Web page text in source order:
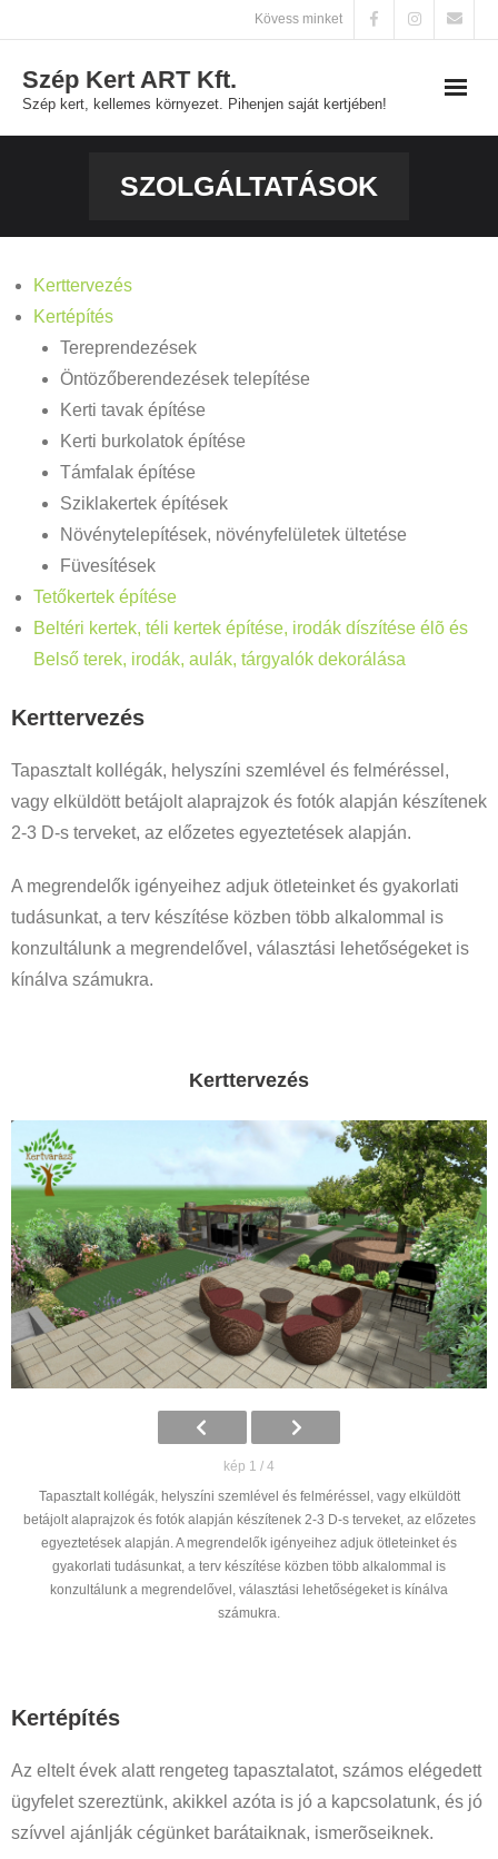
to
content
Kövess minket
Szép Kert ART Kft.
Szép kert, kellemes környezet. Pihenjen saját kertjében!
Kapcsolat
SZOLGÁLTATÁSOK
Kerttervezés
Kertépítés
Tereprendezések
Öntözőberendezések telepítése
Kerti tavak építése
Kerti burkolatok építése
Támfalak építése
Sziklakertek építések
Növénytelepítések, növényfelületek ültetése
Füvesítések
Tetőkertek építése
Beltéri kertek, téli kertek építése, irodák díszítése élõ és
Belső terek, irodák, aulák, tárgyalók dekorálása
Kerttervezés
Tapasztalt kollégák, helyszíni szemlével és felméréssel,
vagy elküldött betájolt alaprajzok és fotók alapján készítenek
2-3 D-s terveket, az előzetes egyeztetések alapján.
A megrendelők igényeihez adjuk ötleteinket és gyakorlati
tudásunkat, a terv készítése közben több alkalommal is
konzultálunk a megrendelővel, választási lehetőségeket is
kínálva számukra.
Kerttervezés
kép 1 / 4
Tapasztalt kollégák, helyszíni szemlével és felméréssel, vagy elküldött
betájolt alaprajzok és fotók alapján készítenek 2-3 D-s terveket, az előzetes
egyeztetések alapján. A megrendelők igényeihez adjuk ötleteinket és
gyakorlati tudásunkat, a terv készítése közben több alkalommal is
konzultálunk a megrendelővel, választási lehetőségeket is kínálva
számukra.
Kertépítés
Az eltelt évek alatt rengeteg tapasztalatot, számos elégedett
ügyfelet szereztünk, akikkel azóta is jó a kapcsolatunk, és jó
szívvel ajánlják cégünket barátaiknak, ismerõseiknek.